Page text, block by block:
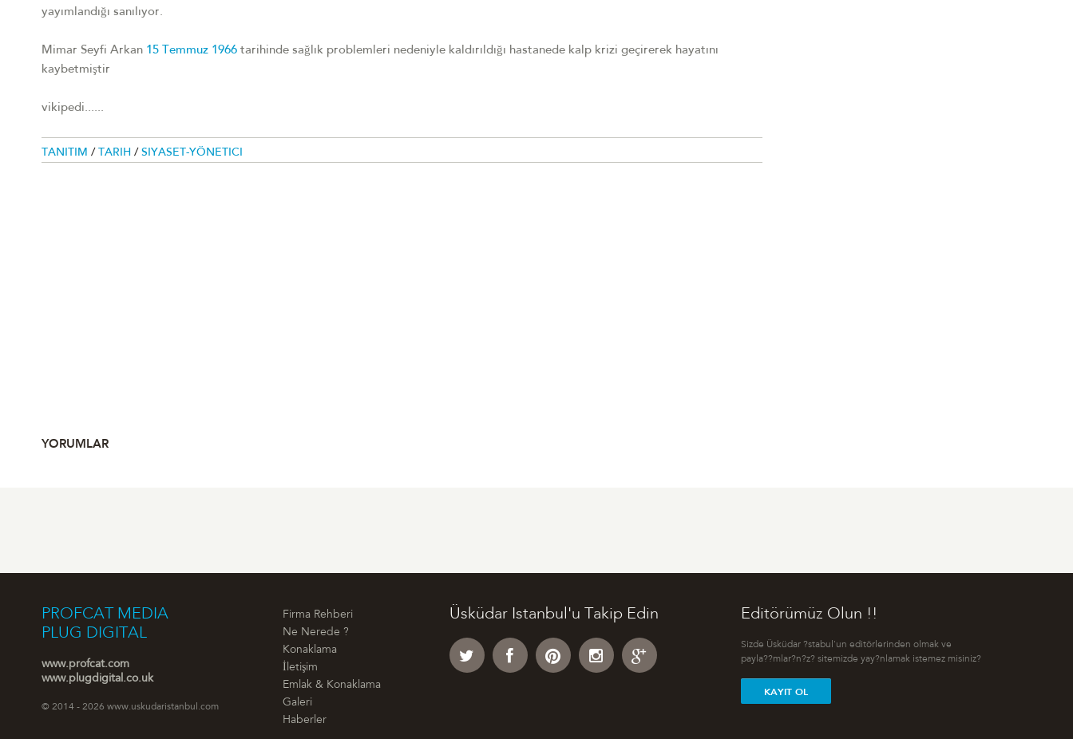
yayımlandığı sanılıyor.
Mimar Seyfi Arkan 15 Temmuz 1966 tarihinde sağlık problemleri nedeniyle kaldırıldığı hastanede kalp krizi geçirerek hayatını
kaybetmiştir
vikipedi......
TANITIM / TARIH / SIYASET-YÖNETICI
YORUMLAR
PROFCAT MEDIA
PLUG DIGITAL
www.profcat.com
www.plugdigital.co.uk
© 2014 - 2026 www.uskudaristanbul.com
Firma Rehberi
Ne Nerede ?
Konaklama
İletişim
Emlak & Konaklama
Galeri
Haberler
Üsküdar Istanbul'u Takip Edin Editörümüz Olun !!
Sizde Üsküdar ?stabul'un editörlerinden olmak ve
payla??mlar?n?z? sitemizde yay?nlamak istemez misiniz?
KAYIT OL